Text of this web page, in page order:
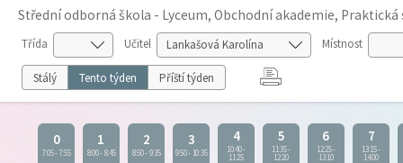
Střední odborná škola - Lyceum, Obchodní akademie, Praktická
Třída Učitel Místnost
Stálý Tento týden Příští týden
0
7:05-7:55
1
8:00-8:45
2
8:50-9:35
3
9:50- 10:35
4
10:40-
11:25
5
11:35-
12:20
6
12:25-
13:10
7
13:15-
14:00